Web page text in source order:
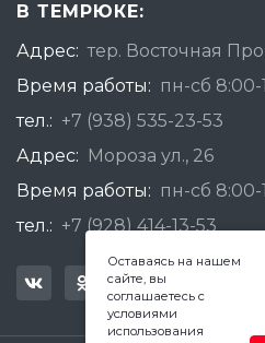
В ТЕМРЮКЕ:
Адрес: тер. Восточная
Время работы: пн-сб 8:00-
тел.: +7 (938) 535-23-53
Адрес: Мороза ул., 26
Время работы: пн-сб 8:00-
тел.: +7 (928) 414-13-53
Оставаясь на нашем
сайте, вы
соглашаетесь с
условиями
использования